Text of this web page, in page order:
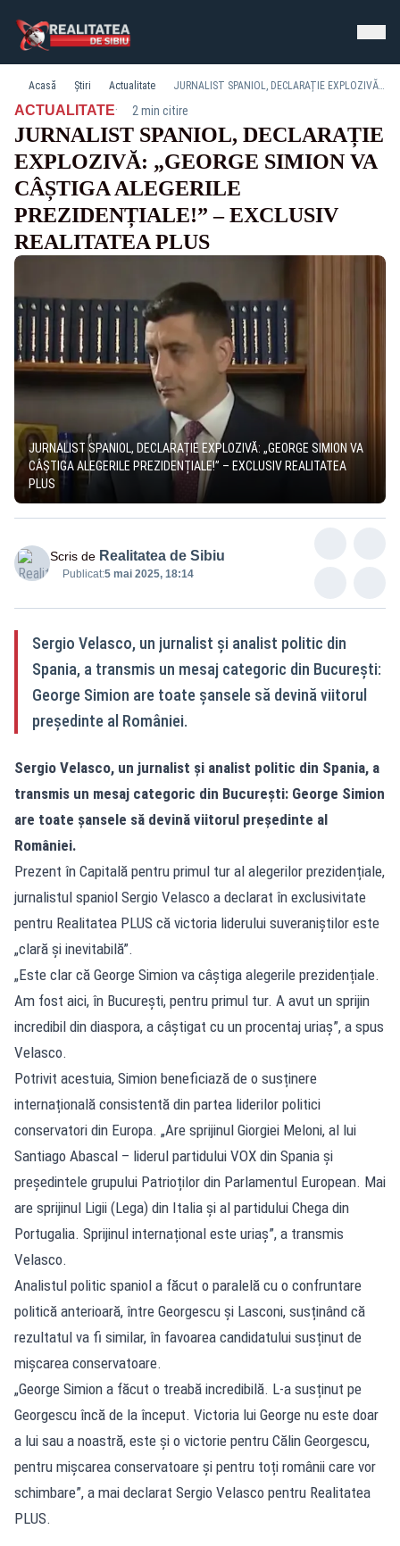
Acasă Știri Actualitate JURNALIST SPANIOL, DECLARAȚIE EXPLOZIVĂ: „GEORGE SIMION VA CÂȘTIGA ALEGERILE PREZIDENȚIALE!” – EXCLUSIV REALITATEA PLUS
ACTUALITATE· 2 min citire
JURNALIST SPANIOL, DECLARAȚIE
EXPLOZIVĂ: „GEORGE SIMION VA
CÂȘTIGA ALEGERILE
PREZIDENȚIALE!” – EXCLUSIV
REALITATEA PLUS
JURNALIST SPANIOL, DECLARAȚIE EXPLOZIVĂ: „GEORGE SIMION VA
CÂȘTIGA ALEGERILE PREZIDENȚIALE!” – EXCLUSIV REALITATEA
PLUS
Scris de Realitatea de Sibiu
Publicat:5 mai 2025, 18:14
Sergio Velasco, un jurnalist și analist politic din
Spania, a transmis un mesaj categoric din București:
George Simion are toate șansele să devină viitorul
președinte al României.
Sergio Velasco, un jurnalist și analist politic din Spania, a
transmis un mesaj categoric din București: George Simion
are toate șansele să devină viitorul președinte al
României.
Prezent în Capitală pentru primul tur al alegerilor prezidențiale,
jurnalistul spaniol Sergio Velasco a declarat în exclusivitate
pentru Realitatea PLUS că victoria liderului suveraniștilor este
„clară și inevitabilă”.
„Este clar că George Simion va câștiga alegerile prezidențiale.
Am fost aici, în București, pentru primul tur. A avut un sprijin
incredibil din diaspora, a câștigat cu un procentaj uriaș”, a spus
Velasco.
Potrivit acestuia, Simion beneficiază de o susținere
internațională consistentă din partea liderilor politici
conservatori din Europa. „Are sprijinul Giorgiei Meloni, al lui
Santiago Abascal – liderul partidului VOX din Spania și
președintele grupului Patrioților din Parlamentul European. Mai
are sprijinul Ligii (Lega) din Italia și al partidului Chega din
Portugalia. Sprijinul internațional este uriaș”, a transmis
Velasco.
Analistul politic spaniol a făcut o paralelă cu o confruntare
politică anterioară, între Georgescu și Lasconi, susținând că
rezultatul va fi similar, în favoarea candidatului susținut de
mișcarea conservatoare.
„George Simion a făcut o treabă incredibilă. L-a susținut pe
Georgescu încă de la început. Victoria lui George nu este doar
a lui sau a noastră, este și o victorie pentru Călin Georgescu,
pentru mișcarea conservatoare și pentru toți românii care vor
schimbare”, a mai declarat Sergio Velasco pentru Realitatea
PLUS.